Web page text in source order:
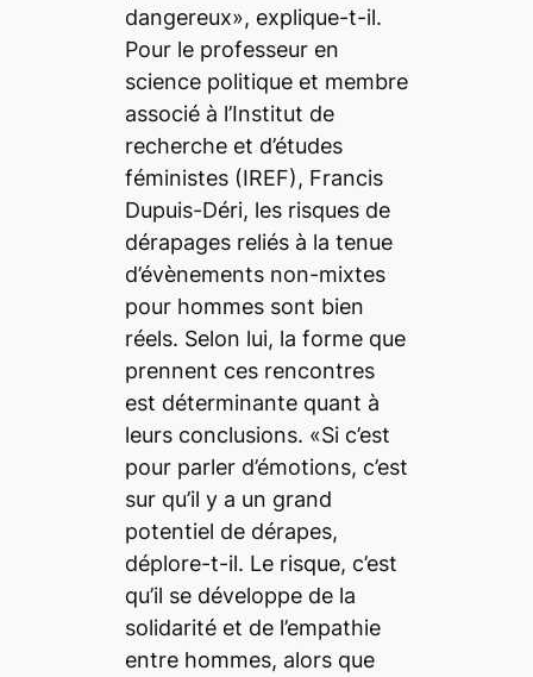
dangereux», explique-t-il.
Pour le professeur en
science politique et membre
associé à l’Institut de
recherche et d’études
féministes (IREF), Francis
Dupuis-Déri, les risques de
dérapages reliés à la tenue
d’évènements non-mixtes
pour hommes sont bien
réels. Selon lui, la forme que
prennent ces rencontres
est déterminante quant à
leurs conclusions. «Si c’est
pour parler d’émotions, c’est
sur qu’il y a un grand
potentiel de dérapes,
déplore-t-il. Le risque, c’est
qu’il se développe de la
solidarité et de l’empathie
entre hommes, alors que